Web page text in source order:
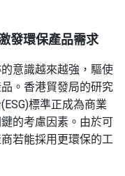
發環保產品需求
意識越來越強，驅使
。香港貿發局的研究
標準正成為商業
的考慮因素。由於可
若能採用更環保的工